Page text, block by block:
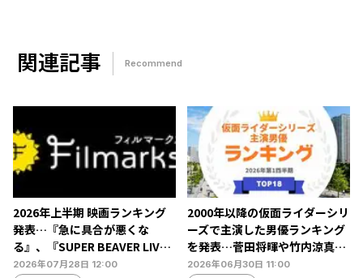
関連記事 Recommend
2026年上半期 映画ランキング
発表…『急に具合が悪くな
る』、『SUPER BEAVER LIVE
& DOCUMENTARY -現在地-』
2026年07月28日 12:00
2000年以降の仮面ライダーシリ
ーズで主演した男優ランキング
を発表…菅田将暉や竹内涼真ら
がランクイン【タレントパワー
2026年06月30日 11:00